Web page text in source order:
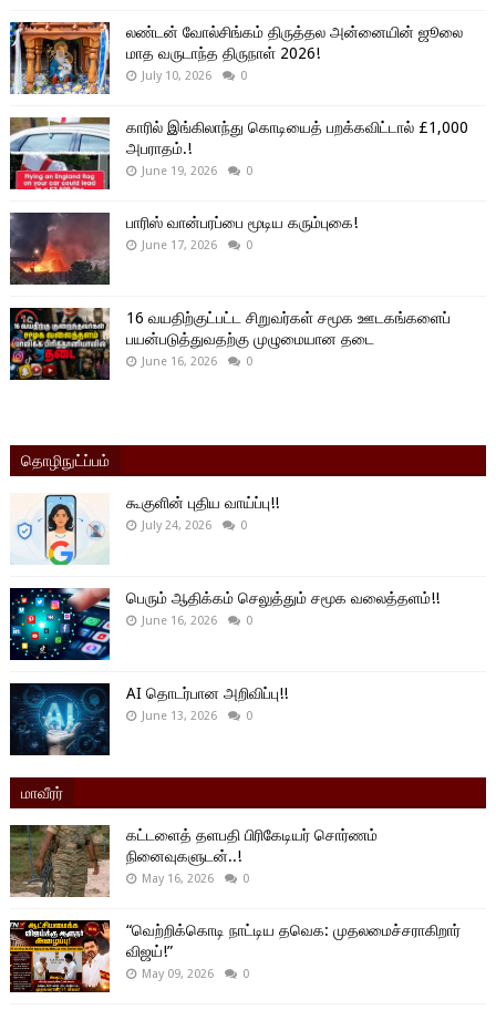
லண்டன் வோல்சிங்கம் திருத்தல அன்னையின் ஜூலை
மாத வருடாந்த திருநாள் 2026!
July 10, 2026 0
காரில் இங்கிலாந்து கொடியைத் பறக்கவிட்டால் £1,000
அபராதம்.!
June 19, 2026 0
பாரிஸ் வான்பரப்பை மூடிய கரும்புகை!
June 17, 2026 0
16 வயதிற்குட்பட்ட சிறுவர்கள் சமூக ஊடகங்களைப்
பயன்படுத்துவதற்கு முழுமையான தடை
June 16, 2026 0
தொழிநுட்ப்பம்
கூகுளின் புதிய வாய்ப்பு!!
July 24, 2026 0
பெரும் ஆதிக்கம் செலுத்தும் சமூக வலைத்தளம்!!
June 16, 2026 0
AI தொடர்பான அறிவிப்பு!!
June 13, 2026 0
மாவீரர்
கட்டளைத் தளபதி பிரிகேடியர் சொர்ணம்
நினைவுகளுடன்..!
May 16, 2026 0
“வெற்றிக்கொடி நாட்டிய தவெக: முதலமைச்சராகிறார்
விஜய்!”
May 09, 2026 0